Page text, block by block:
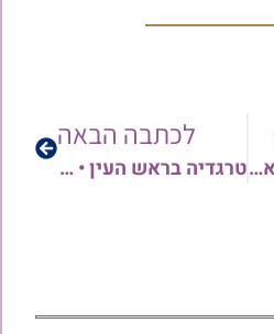
רבי אלעזר אבוחצירא זי"ע צעק ו…לא תאמינו מה היה בסוף | הרב יהודה סעדיה
לכתבה הבאה
טרגדיה בראש העין • מי האשם האמיתי?! | הרב יצחק מעודה